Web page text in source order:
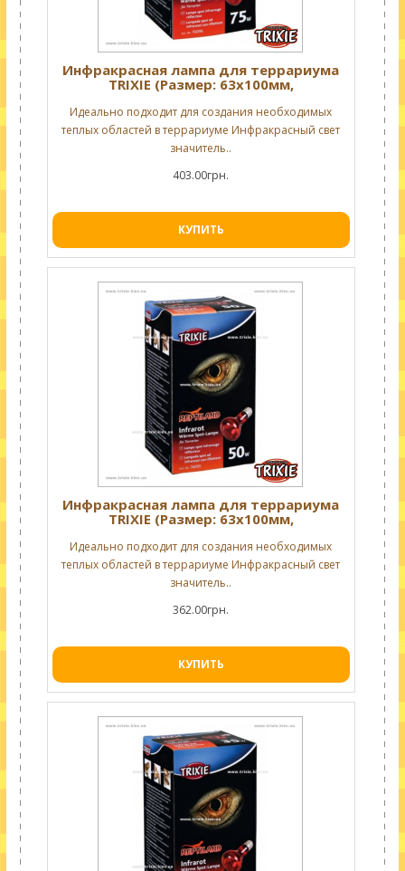
Инфракрасная лампа для террариума
TRIXIE (Размер: 63х100мм,
Идеально подходит для создания необходимых
теплых областей в террариуме Инфракрасный свет
значитель..
403.00грн.
КУПИТЬ
Инфракрасная лампа для террариума
TRIXIE (Размер: 63х100мм,
Идеально подходит для создания необходимых
теплых областей в террариуме Инфракрасный свет
значитель..
362.00грн.
КУПИТЬ